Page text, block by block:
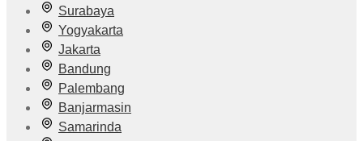
Surabaya
Yogyakarta
Jakarta
Bandung
Palembang
Banjarmasin
Samarinda